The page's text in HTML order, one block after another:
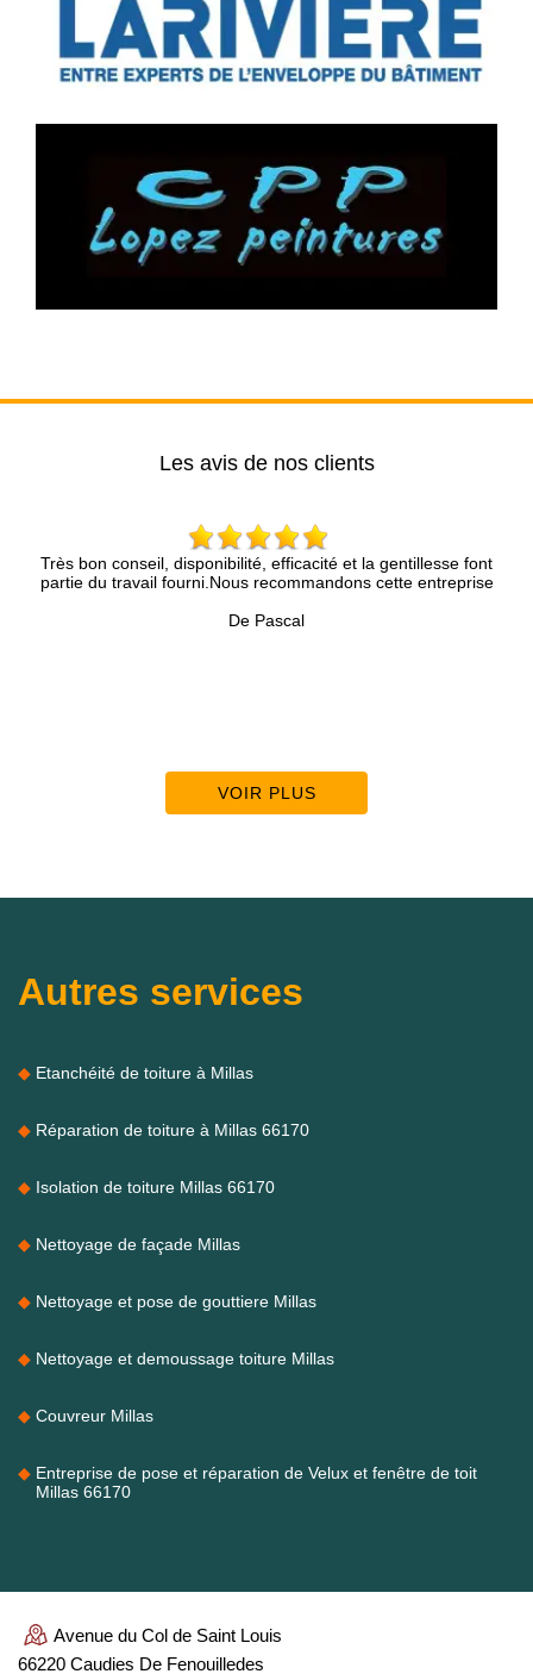
Les avis de nos clients
disponibilité, efficacité et la gentillesse font
fourni.Nous recommandons cette entreprise
Mr Brun et son
Nous sommes très
VOIR PLUS
Autres services
Etanchéité de toiture à Millas
Réparation de toiture à Millas 66170
Isolation de toiture Millas 66170
Nettoyage de façade Millas
Nettoyage et pose de gouttiere Millas
Nettoyage et demoussage toiture Millas
Couvreur Millas
Entreprise de pose et réparation de Velux et fenêtre de toit
Millas 66170
Avenue du Col de Saint Louis
66220 Caudies De Fenouilledes